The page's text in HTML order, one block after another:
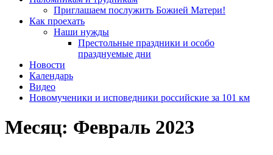
Приглашаем послужить Божией Матери!
Как проехать
Наши нужды
Престольные праздники и особо
празднуемые дни
Новости
Календарь
Видео
Новомученики и исповедники российские за 101 км
Месяц: Февраль 2023